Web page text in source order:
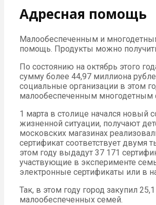
Адресная помощь
Малообеспеченным и
помощь. Продукты можно
По состоянию на октябрь этого
сумму более 44,97 миллиона
социальные организации в этом
малообеспеченным многодетным
1 марта в столице начался новый
жизненной ситуации, получают
московских магазинах
сертификат соответствует двумя
этом году выдадут 37 171
участвующие в эксперименте
электронные сертификаты или в
Так, в этом году город закупил
малообеспеченных семей.